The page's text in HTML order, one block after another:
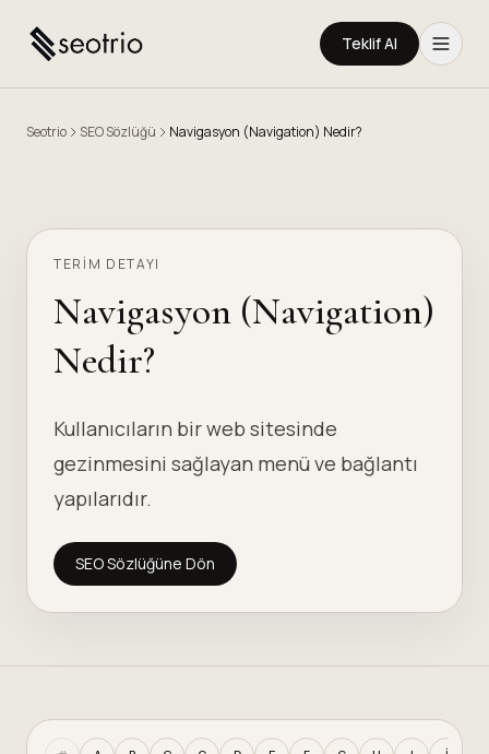
Teklif Al
Seotrio SEO Sözlüğü Navigasyon (Navigation) Nedir?
TERIM DETAYI
Navigasyon (Navigation)
Nedir?
Kullanıcıların bir web sitesinde
gezinmesini sağlayan menü ve bağlantı
yapılarıdır.
SEO Sözlüğüne Dön